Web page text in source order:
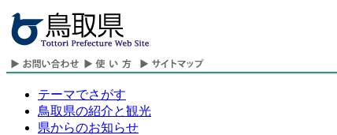
テーマでさがす
鳥取県の紹介と観光
県からのお知らせ